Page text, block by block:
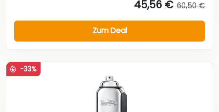
45,56 € 60,50 €
Zum Deal
-33%